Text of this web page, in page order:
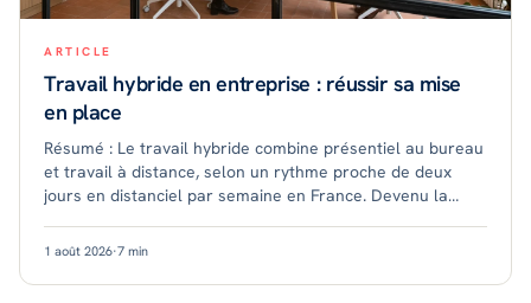
ARTICLE
Travail hybride en entreprise : réussir sa mise
en place
Résumé : Le travail hybride combine présentiel au bureau
et travail à distance, selon un rythme proche de deux
jours en distanciel par semaine en France. Devenu la
1 août 2026·7 min